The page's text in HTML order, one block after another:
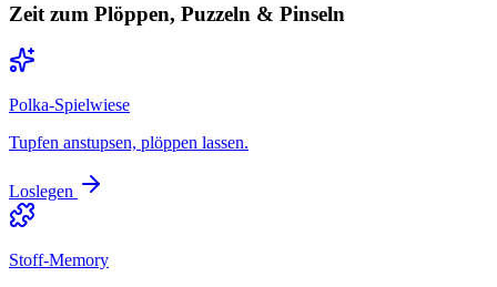
Zeit zum Plöppen, Puzzeln & Pinseln
Polka-Spielwiese
Tupfen anstupsen, plöppen lassen.
Loslegen
Stoff-Memory